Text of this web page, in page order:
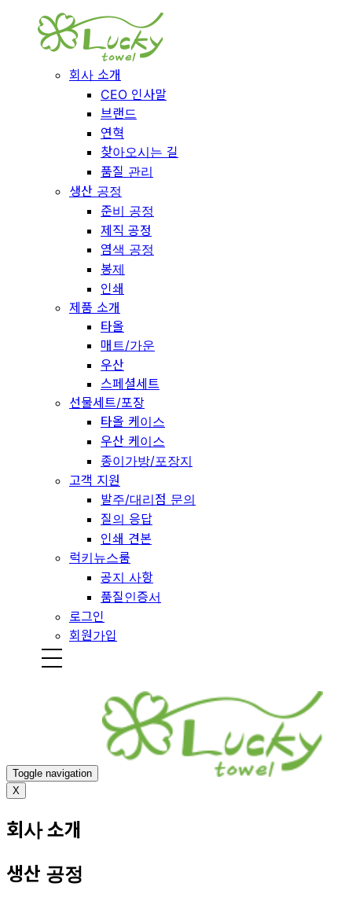
회사 소개
CEO 인사말
브랜드
연혁
찾아오시는 길
품질 관리
생산 공정
준비 공정
제직 공정
염색 공정
봉제
인쇄
제품 소개
타올
매트/가운
우산
스페셜세트
선물세트/포장
타올 케이스
우산 케이스
종이가방/포장지
고객 지원
발주/대리점 문의
질의 응답
인쇄 견본
럭키뉴스룸
공지 사항
품질인증서
로그인
회원가입
Toggle navigation
X
회사 소개
생산 공정